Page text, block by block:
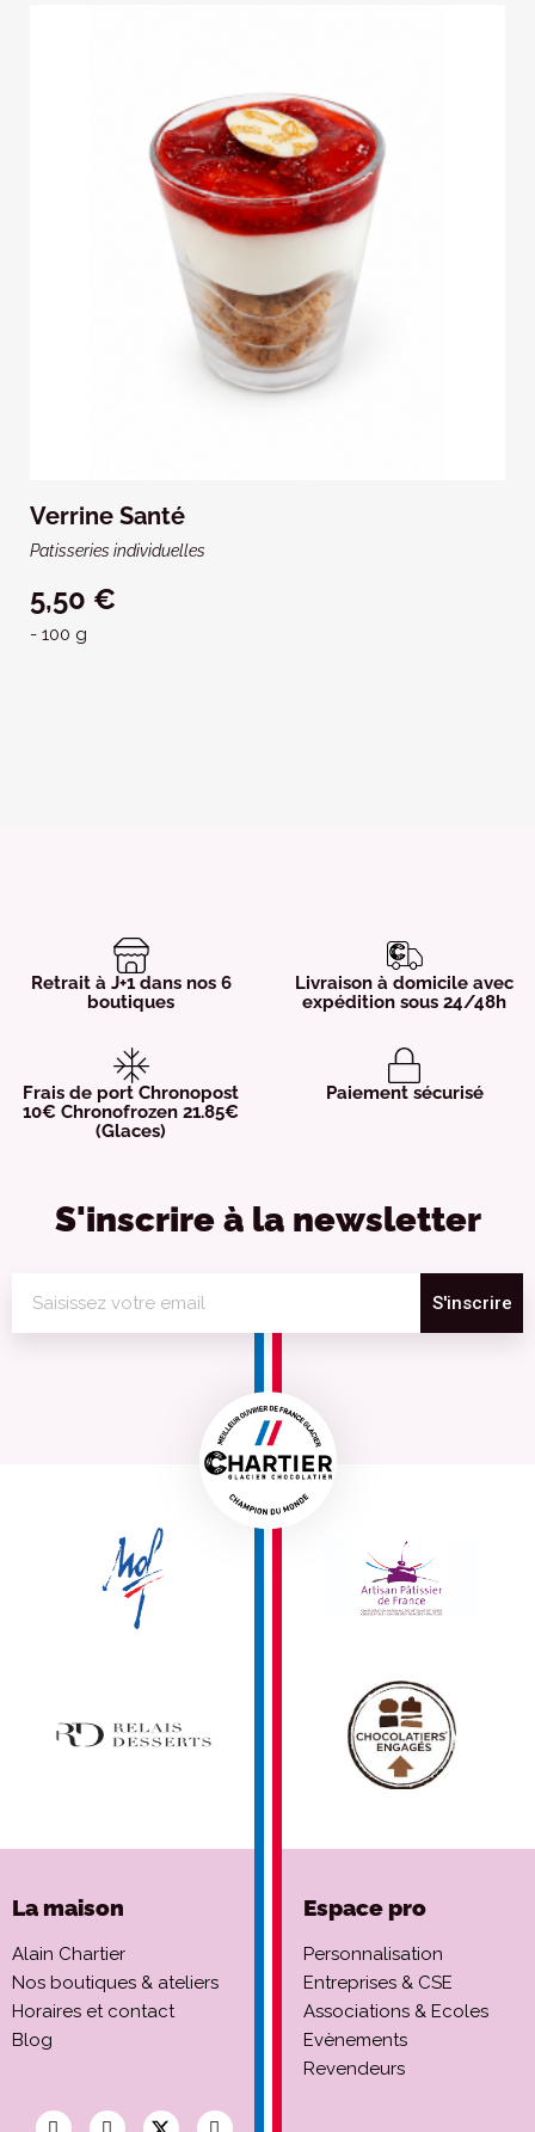
Verrine Santé
Patisseries individuelles
5,50 €
- 100 g
Retrait à J+1 dans nos 6
boutiques
Livraison à domicile avec
expédition sous 24/48h
Frais de port Chronopost
10€ Chronofrozen 21.85€
(Glaces)
Paiement sécurisé
S'inscrire à la newsletter
S'inscrire
La maison
Alain Chartier
Nos boutiques & ateliers
Horaires et contact
Blog
Espace pro
Personnalisation
Entreprises & CSE
Associations & Ecoles
Evènements
Revendeurs